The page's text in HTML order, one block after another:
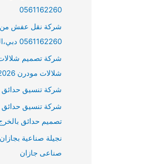
0561162260
شركة نقل عفش من
0561162260 دبي،العين،ابوظبي،الشارقة
شلالات مودرن 2026
شركة تنسيق حدائق بالخبر
تصميم حدائق
صناعى جازان